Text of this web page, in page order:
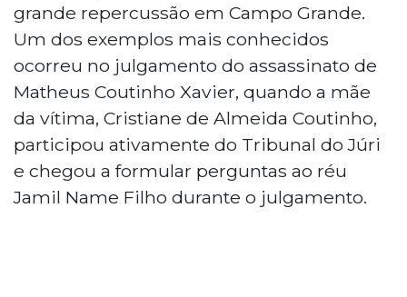
grande repercussão em Campo Grande.
Um dos exemplos mais conhecidos
ocorreu no julgamento do assassinato de
Matheus Coutinho Xavier, quando a mãe
da vítima, Cristiane de Almeida Coutinho,
participou ativamente do Tribunal do Júri
e chegou a formular perguntas ao réu
Jamil Name Filho durante o julgamento.